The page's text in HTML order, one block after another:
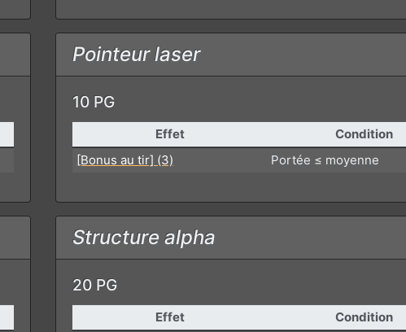
Pointeur laser
10 PG
Effet
Condition
[Bonus au tir] (3)
Portée ≤ moyenne
Structure alpha
20 PG
Effet Condition